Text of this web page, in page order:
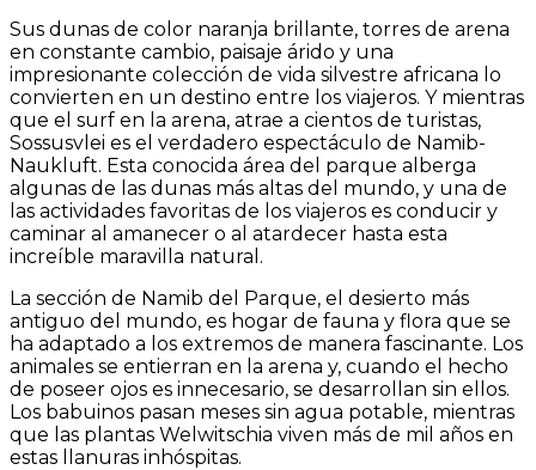
Sus dunas de color naranja brillante, torres de arena
en constante cambio, paisaje árido y una
impresionante colección de vida silvestre africana lo
convierten en un destino entre los viajeros. Y mientras
que el surf en la arena, atrae a cientos de turistas,
Sossusvlei es el verdadero espectáculo de Namib-
Naukluft. Esta conocida área del parque alberga
algunas de las dunas más altas del mundo, y una de
las actividades favoritas de los viajeros es conducir y
caminar al amanecer o al atardecer hasta esta
increíble maravilla natural.
La sección de Namib del Parque, el desierto más
antiguo del mundo, es hogar de fauna y flora que se
ha adaptado a los extremos de manera fascinante. Los
animales se entierran en la arena y, cuando el hecho
de poseer ojos es innecesario, se desarrollan sin ellos.
Los babuinos pasan meses sin agua potable, mientras
que las plantas Welwitschia viven más de mil años en
estas llanuras inhóspitas.